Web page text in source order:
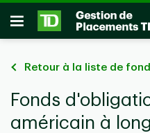
Passer au contenu principal
Ouvrir
Retour à la liste de
Fonds
américain à